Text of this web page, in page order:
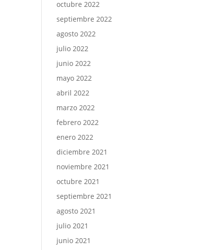
octubre 2022
septiembre 2022
agosto 2022
julio 2022
junio 2022
mayo 2022
abril 2022
marzo 2022
febrero 2022
enero 2022
diciembre 2021
noviembre 2021
octubre 2021
septiembre 2021
agosto 2021
julio 2021
junio 2021